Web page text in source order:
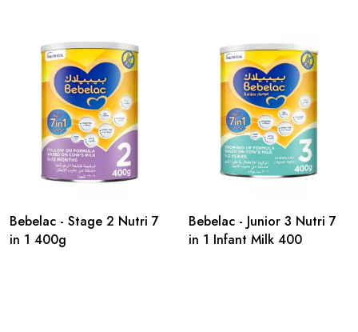
Bebelac - Stage 2 Nutri 7
in 1 400g
Bebelac - Junior 3 Nutri 7
in 1 Infant Milk 400